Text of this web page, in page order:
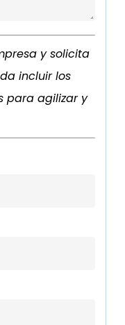
y solicita
incluir los
para agilizar y